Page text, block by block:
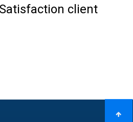
Satisfaction client